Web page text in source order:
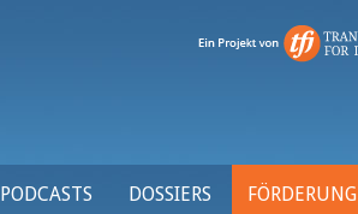
PODCASTS DOSSIERS FÖRDERUNG